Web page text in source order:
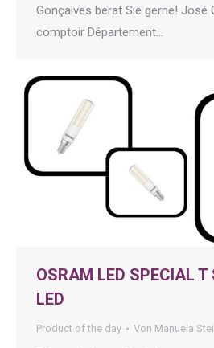
Gonçalves berät Sie gerne! José
comptoir Département…
OSRAM LED SPECIAL
LED
Product of the day Von Manuela